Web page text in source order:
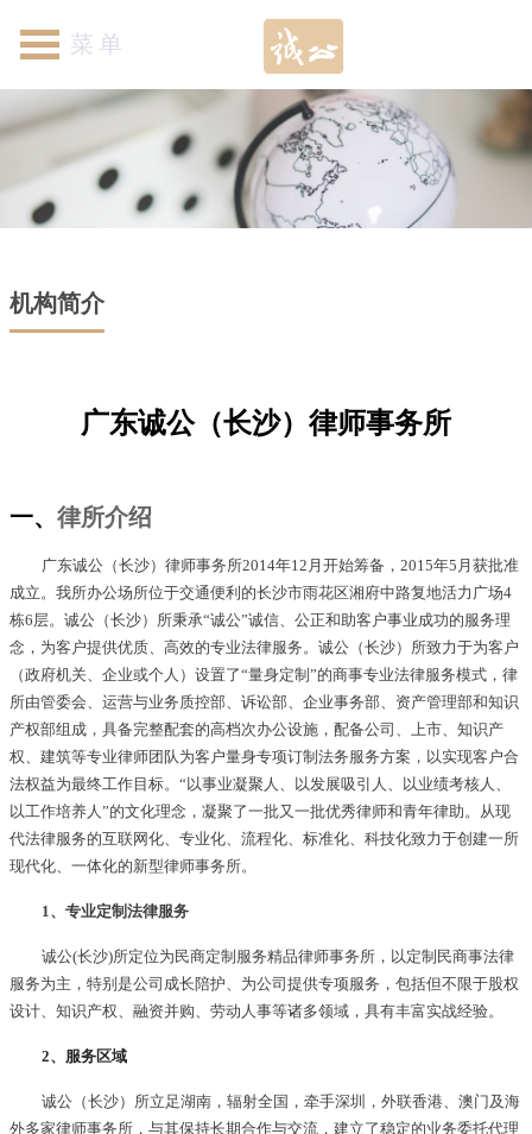
首页
关于我们
律师团队
专业领域
新闻资讯
各地机构
加入我们
联系我们
机构简介
广东诚公（长沙）律师事务所
一、律所介绍
广东诚公（长沙）律师事务所2014年12月开始筹备，2015年5月获批准
成立。我所办公场所位于交通便利的长沙市雨花区湘府中路复地活力广场4
栋6层。诚公（长沙）所秉承“诚公”诚信、公正和助客户事业成功的服务理
念，为客户提供优质、高效的专业法律服务。诚公（长沙）所致力于为客户
（政府机关、企业或个人）设置了“量身定制”的商事专业法律服务模式，律
所由管委会、运营与业务质控部、诉讼部、企业事务部、资产管理部和知识
产权部组成，具备完整配套的高档次办公设施，配备公司、上市、知识产
权、建筑等专业律师团队为客户量身专项订制法务服务方案，以实现客户合
法权益为最终工作目标。“以事业凝聚人、以发展吸引人、以业绩考核人、
以工作培养人”的文化理念，凝聚了一批又一批优秀律师和青年律助。从现
代法律服务的互联网化、专业化、流程化、标准化、科技化致力于创建一所
现代化、一体化的新型律师事务所。
1、专业定制法律服务
诚公(长沙)所定位为民商定制服务精品律师事务所，以定制民商事法律
服务为主，特别是公司成长陪护、为公司提供专项服务，包括但不限于股权
设计、知识产权、融资并购、劳动人事等诸多领域，具有丰富实战经验。
2、服务区域
诚公（长沙）所立足湖南，辐射全国，牵手深圳，外联香港、澳门及海
外多家律师事务所，与其保持长期合作与交流，建立了稳定的业务委托代理